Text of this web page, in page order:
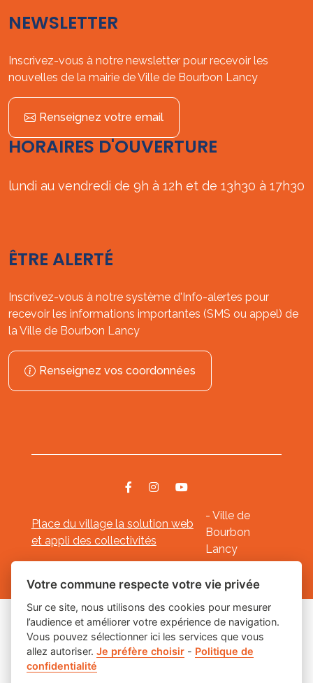
NEWSLETTER
Inscrivez-vous à notre newsletter pour recevoir les
nouvelles de la mairie de Ville de Bourbon Lancy
Renseignez votre email
HORAIRES D'OUVERTURE
lundi au vendredi de 9h à 12h et de 13h30 à 17h30
ÊTRE ALERTÉ
Inscrivez-vous à notre système d'Info-alertes pour
recevoir les informations importantes (SMS ou appel) de
la Ville de Bourbon Lancy
Renseignez vos coordonnées
Place du village la solution web
et appli des collectivités
- Ville de
Bourbon
Lancy
Mentions légales-- Gestion des cookies
Les labels
Votre commune respecte votre vie privée
Sur ce site, nous utilisons des cookies pour mesurer
l’audience et améliorer votre expérience de navigation.
Vous pouvez sélectionner ici les services que vous
allez autoriser.Je préfère choisir - Politique de
confidentialité